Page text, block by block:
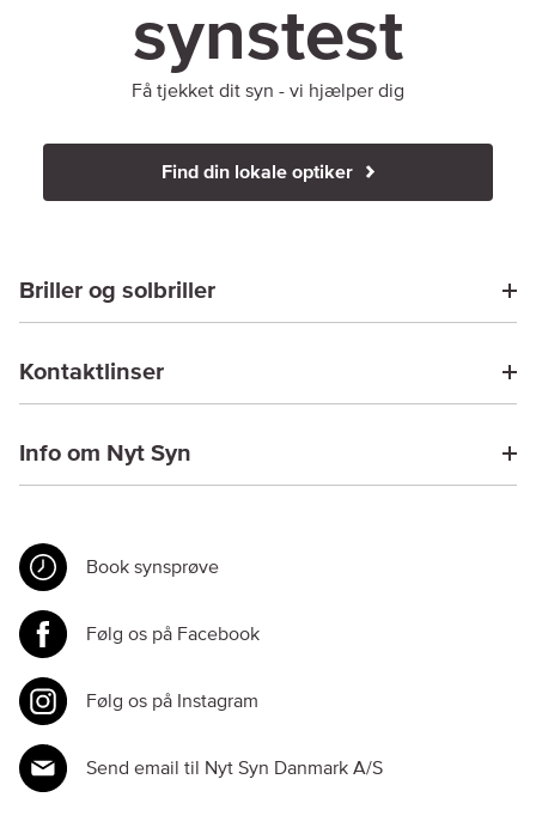
synstest
Få tjekket dit syn - vi hjælper dig
Find din lokale optiker
Briller og solbriller
Kontaktlinser
Info om Nyt Syn
Book synsprøve
Følg os på Facebook
Følg os på Instagram
Send email til Nyt Syn Danmark A/S